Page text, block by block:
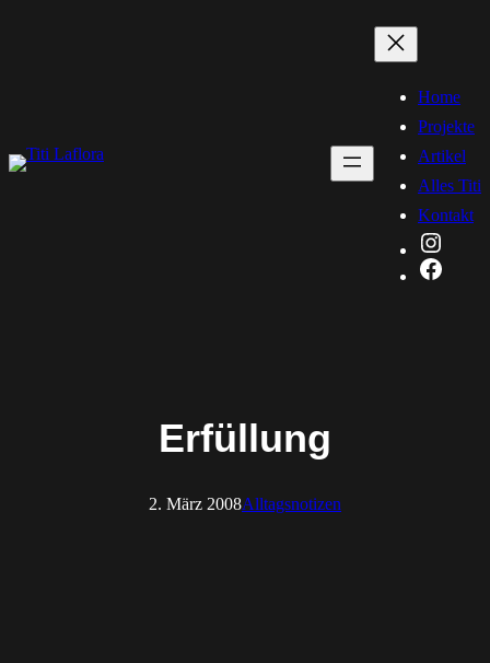
Home
Projekte
Artikel
Alles Titi
Kontakt
Erfüllung
2. März 2008Alltagsnotizen